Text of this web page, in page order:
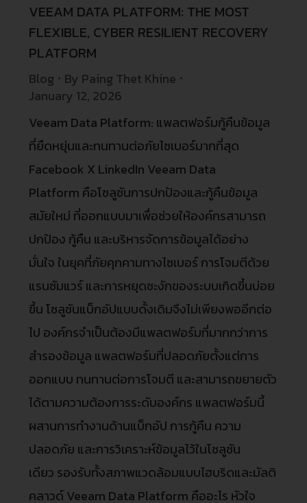
VEEAM DATA PLATFORM: THE MOST
FLEXIBLE, CYBER RESILIENT RECOVERY
PLATFORM
Blog By Paing Thet Khine
January 12, 2026
Veeam Data Platform: แพลตฟอร์มกู้คืนข้อมูล
ที่ยืดหยุ่นและทนทานต่อภัยไซเบอร์มากที่สุด
Facebook X LinkedIn Veeam Data
Platform คือโซลูชันการปกป้องและกู้คืนข้อมูล
สมัยใหม่ ที่ออกแบบมาเพื่อช่วยให้องค์กรสามารถ
ปกป้อง กู้คืน และบริหารจัดการข้อมูลได้อย่าง
มั่นใจ ในยุคที่ภัยคุกคามทางไซเบอร์ การโจมตีด้วย
แรนซัมแวร์ และการหยุดชะงักของระบบเกิดขึ้นบ่อย
ขึ้น โซลูชันแบ็กอัปแบบดั้งเดิมจึงไม่เพียงพออีกต่อ
ไป องค์กรจำเป็นต้องมีแพลตฟอร์มที่มากกว่าการ
สำรองข้อมูล แพลตฟอร์มที่ปลอดภัยตั้งแต่การ
ออกแบบ ทนทานต่อการโจมตี และสามารถขยายตัว
ได้ตามความต้องการระดับองค์กร แพลตฟอร์มนี้
ผสานการทำงานด้านแบ็กอัป การกู้คืน ความ
ปลอดภัย และการวิเคราะห์ข้อมูลไว้ในโซลูชัน
เดียว รองรับทั้งสภาพแวดล้อมแบบไฮบริดและมัลติ
คลาวด์ Veeam Data Platform คืออะไร หัวใจ